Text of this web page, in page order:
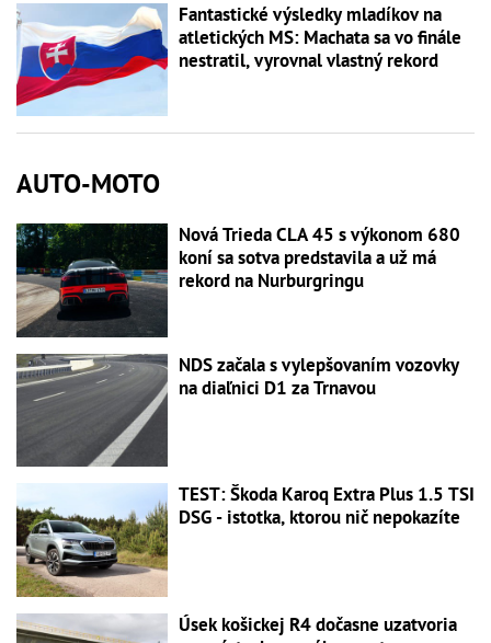
Fantastické výsledky mladíkov na
atletických MS: Machata sa vo finále
nestratil, vyrovnal vlastný rekord
AUTO-MOTO
Nová Trieda CLA 45 s výkonom 680
koní sa sotva predstavila a už má
rekord na Nurburgringu
NDS začala s vylepšovaním vozovky
na diaľnici D1 za Trnavou
TEST: Škoda Karoq Extra Plus 1.5 TSI
DSG - istotka, ktorou nič nepokazíte
Úsek košickej R4 dočasne uzatvoria